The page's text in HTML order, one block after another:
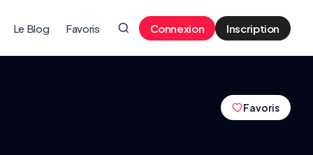
Le Blog Favoris Connexion Inscription
Favoris